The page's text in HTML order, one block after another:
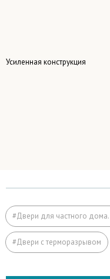
Усиленная конструкция
–
–
Коробка
#Двери для частного
#Двери с терморазрывом